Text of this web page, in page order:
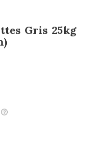
Gris 25kg